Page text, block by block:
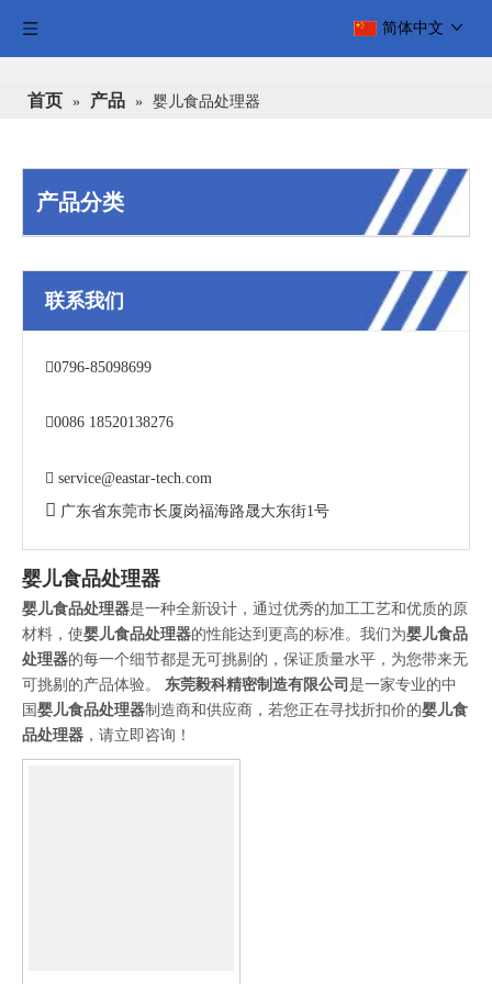
简体中文
首页 » 产品 » 婴儿食品处理器
产品分类
联系我们
0796-85098699
0086 18520138276
 service@eastar-tech.com
 广东省东莞市长厦岗福海路晟大东街1号
婴儿食品处理器
婴儿食品处理器是一种全新设计，通过优秀的加工工艺和优质的原
材料，使婴儿食品处理器的性能达到更高的标准。我们为婴儿食品
处理器的每一个细节都是无可挑剔的，保证质量水平，为您带来无
可挑剔的产品体验。 东莞毅科精密制造有限公司 是一家专业的中
国 婴儿食品处理器制造商和供应商，若您正在寻找折扣价的婴儿食
品处理器 ，请立即咨询！